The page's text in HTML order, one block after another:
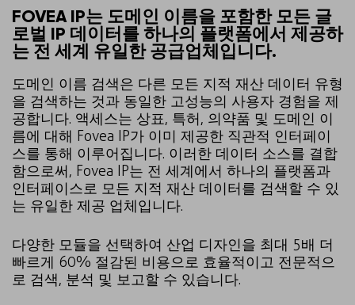
FOVEA IP는 도메인 이름을 포함한 모든 글
로벌 IP 데이터를 하나의 플랫폼에서 제공하
는 전 세계 유일한 공급업체입니다.
도메인 이름 검색은 다른 모든 지적 재산 데이터 유형
을 검색하는 것과 동일한 고성능의 사용자 경험을 제
공합니다. 액세스는 상표, 특허, 의약품 및 도메인 이
름에 대해 Fovea IP가 이미 제공한 직관적 인터페이
스를 통해 이루어집니다. 이러한 데이터 소스를 결합
함으로써, Fovea IP는 전 세계에서 하나의 플랫폼과
인터페이스로 모든 지적 재산 데이터를 검색할 수 있
는 유일한 제공 업체입니다.
다양한 모듈을 선택하여 산업 디자인을 최대 5배 더
빠르게 60% 절감된 비용으로 효율적이고 전문적으
로 검색, 분석 및 보고할 수 있습니다.